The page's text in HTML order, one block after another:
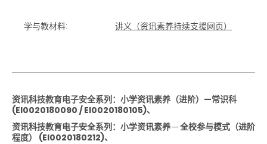
学与教材料: 讲义（资讯素养持续支援网页）
资讯科技教育电子安全系列：小学资讯素养（进阶）—常识科
(EI0020180090 / EI0020180105)、
资讯科技教育电子安全系列：小学资讯素养 ─ 全校参与模式（进阶
程度） (EI0020180212)、